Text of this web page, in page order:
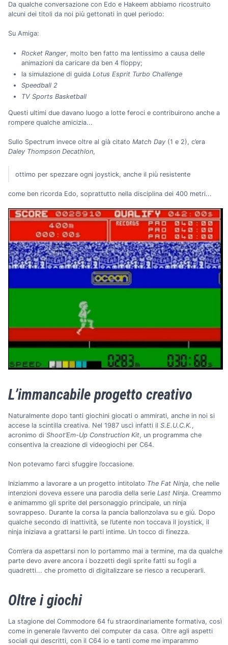
Da qualche conversazione con Edo e Hakeem abbiamo ricostruito
alcuni dei titoli da noi più gettonati in quel periodo:
Su Amiga:
Rocket Ranger, molto ben fatto ma lentissimo a causa delle
animazioni da caricare da ben 4 floppy;
la simulazione di guida Lotus Esprit Turbo Challenge
Speedball 2
TV Sports Basketball
Questi ultimi due davano luogo a lotte feroci e contribuirono anche a
rompere qualche amicizia...
Sullo Spectrum invece oltre al già citato Match Day (1 e 2), c’era
Daley Thompson Decathlon,
ottimo per spezzare ogni joystick, anche il più resistente
come ben ricorda Edo, soprattutto nella disciplina dei 400 metri...
L’immancabile progetto creativo
Naturalmente dopo tanti giochini giocati o ammirati, anche in noi si
accese la scintilla creativa. Nel 1987 uscì infatti il S.E.U.C.K. ,
acronimo di Shoot’Em-Up Construction Kit, un programma che
consentiva la creazione di videogiochi per C64.
Non potevamo farci sfuggire l’occasione.
Iniziammo a lavorare a un progetto intitolato The Fat Ninja, che nelle
intenzioni doveva essere una parodia della serie Last Ninja. Creammo
e animammo gli sprite del personaggio principale, un ninja
sovrappeso. Durante la corsa la pancia ballonzolava su e giù. Dopo
qualche secondo di inattività, se l’utente non toccava il joystick, il
ninja iniziava a grattarsi le parti intime. Un tocco di finezza.
Com’era da aspettarsi non lo portammo mai a termine, ma da qualche
parte devo avere ancora i bozzetti degli sprite fatti su fogli a
quadretti... che prometto di digitalizzare se riesco a recuperarli.
Oltre i giochi
La stagione del Commodore 64 fu straordinariamente formativa, così
come in generale l’avvento dei computer da casa. Oltre agli aspetti
sociali qui descritti, con il C64 io e tanti come me imparammo